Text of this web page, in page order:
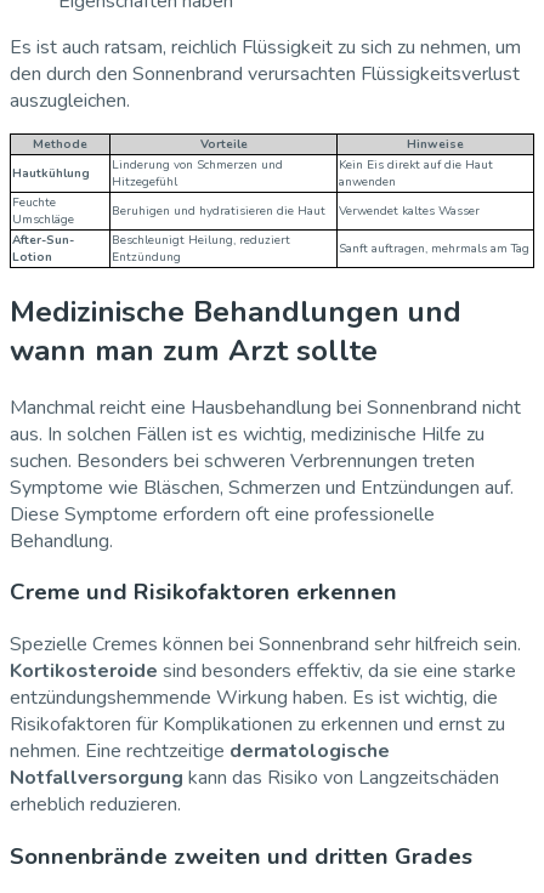
Es ist auch ratsam, reichlich Flüssigkeit zu sich zu nehmen, um
den durch den Sonnenbrand verursachten Flüssigkeitsverlust
auszugleichen.
Methode Vorteile
Hinweise
Hautkühlung
Linderung von Schmerzen und
Hitzegefühl
Kein Eis direkt auf die Haut
anwenden
Feuchte
Umschläge
Beruhigen und hydratisieren die Haut
Verwendet kaltes Wasser
After-Sun-
Lotion
Beschleunigt Heilung, reduziert
Entzündung
Sanft auftragen, mehrmals am Tag
Medizinische Behandlungen und
wann man zum Arzt sollte
Manchmal reicht eine Hausbehandlung bei Sonnenbrand nicht
aus. In solchen Fällen ist es wichtig, medizinische Hilfe zu
suchen. Besonders bei schweren Verbrennungen treten
Symptome wie Bläschen, Schmerzen und Entzündungen auf.
Diese Symptome erfordern oft eine professionelle
Behandlung.
Creme und Risikofaktoren erkennen
Spezielle Cremes können bei Sonnenbrand sehr hilfreich sein.
Kortikosteroide sind besonders effektiv, da sie eine starke
entzündungshemmende Wirkung haben. Es ist wichtig, die
Risikofaktoren für Komplikationen zu erkennen und ernst zu
nehmen. Eine rechtzeitige dermatologische
Notfallversorgung kann das Risiko von Langzeitschäden
erheblich reduzieren.
Sonnenbrände zweiten und dritten Grades